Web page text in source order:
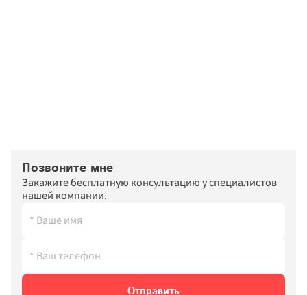
Позвоните мне
Закажите бесплатную консультацию у специалистов
нашей компании.
Отправить